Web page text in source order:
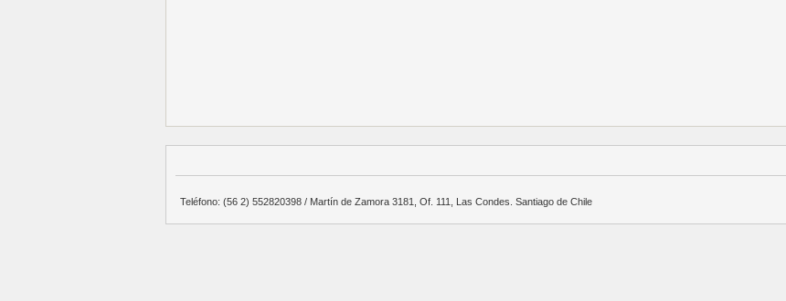
Teléfono: (56 2) 552820398 / Martín de Zamora 3181, Of. 111, Las Condes. Santiago de Chile